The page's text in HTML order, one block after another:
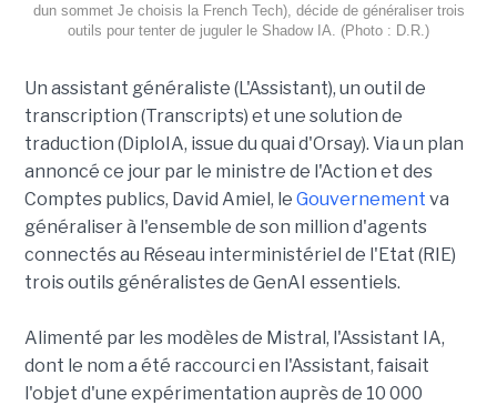
dun sommet Je choisis la French Tech), décide de généraliser trois
outils pour tenter de juguler le Shadow IA. (Photo : D.R.)
Un assistant généraliste (L'Assistant), un outil de
transcription (Transcripts) et une solution de
traduction (DiploIA, issue du quai d'Orsay). Via un plan
annoncé ce jour par le ministre de l'Action et des
Comptes publics, David Amiel, le Gouvernement va
généraliser à l'ensemble de son million d'agents
connectés au Réseau interministériel de l'Etat (RIE)
trois outils généralistes de GenAI essentiels.
Alimenté par les modèles de Mistral, l'Assistant IA,
dont le nom a été raccourci en l'Assistant, faisait
l'objet d'une expérimentation auprès de 10 000